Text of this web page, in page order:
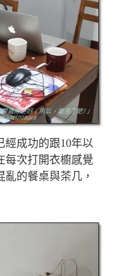
經成功的跟10年以
每次打開衣櫥感覺
的餐桌與茶几，